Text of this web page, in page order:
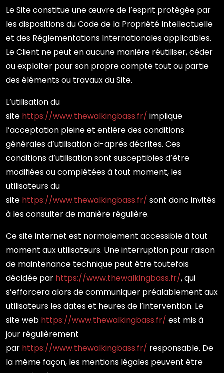
Le Site constitue une œuvre de l’esprit protégée par
les dispositions du Code de la Propriété Intellectuelle
et des Réglementations Internationales applicables.
Le Client ne peut en aucune manière réutiliser, céder
ou exploiter pour son propre compte tout ou partie
des éléments ou travaux du Site.
L’utilisation du
site https://www.thewalkingbass.fr/ implique
l’acceptation pleine et entière des conditions
générales d’utilisation ci-après décrites. Ces
conditions d’utilisation sont susceptibles d’être
modifiées ou complétées à tout moment, les
utilisateurs du
site https://www.thewalkingbass.fr/ sont donc invités
à les consulter de manière régulière.
Ce site internet est normalement accessible à tout
moment aux utilisateurs. Une interruption pour raison
de maintenance technique peut être toutefois
décidée par https://www.thewalkingbass.fr/, qui
s’efforcera alors de communiquer préalablement aux
utilisateurs les dates et heures de l’intervention. Le
site web https://www.thewalkingbass.fr/ est mis à
jour régulièrement
par https://www.thewalkingbass.fr/ responsable. De
la même façon, les mentions légales peuvent être